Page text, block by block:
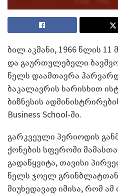
ბილ აკმანი, 1966 წლის 11
და გაურთულებელი
წელს დაამთავრა
ბაკალავრის ხარისხით
ბიზნესის
Business School-ში.
გარკვეული პერიოდის
ქონების სფეროში
გადაწყვიტა, თავისი
წელს ჯოელ გრინბლატთან
მიუხედავად იმისა, რომ